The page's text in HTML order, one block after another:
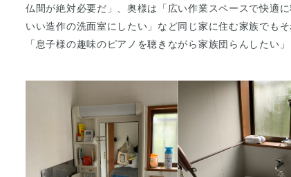
仏間が絶対必要だ」、奥様は「広い作業スペースで快適
いい造作の洗面室にしたい」など同じ家に住む家族でも
「息子様の趣味のピアノを聴きながら家族団らんしたい